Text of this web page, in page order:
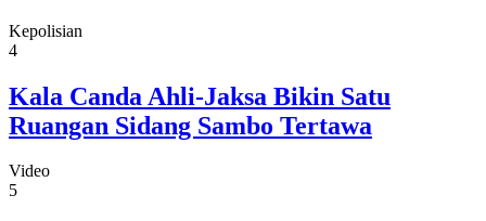
Kepolisian
4
Kala Canda Ahli-Jaksa Bikin Satu
Ruangan Sidang Sambo Tertawa
Video
5